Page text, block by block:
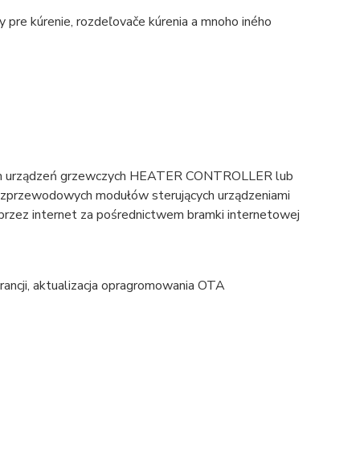
kúrenie, rozdeľovače kúrenia a mnoho iného
grzewczych HEATER CONTROLLER lub
modułów sterujących urządzeniami
internet za pośrednictwem bramki internetowej
aktualizacja opragromowania OTA